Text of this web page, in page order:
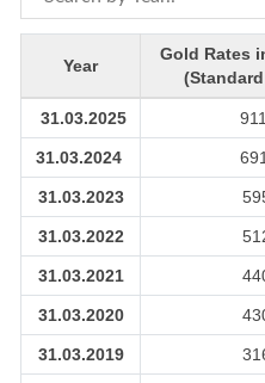
Year
Gold Rates
31.03.2025
31.03.2024
31.03.2023
31.03.2022
31.03.2021
31.03.2020
31.03.2019